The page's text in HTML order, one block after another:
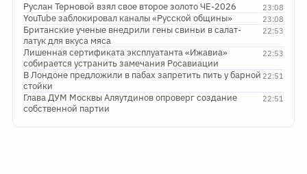
23:08
Руслан Терновой взял свое второе золото ЧЕ-2026
23:08
YouTube заблокировал каналы «Русской общины»
22:53
Британские ученые внедрили гены свиньи в салат-
латук для вкуса мяса
22:53
Лишенная сертификата эксплуатанта «Ижавиа»
собирается устранить замечания Росавиации
22:51
В Лондоне предложили в пабах запретить пить у барной
стойки
22:51
Глава ДУМ Москвы Аляутдинов опроверг создание
собственной партии